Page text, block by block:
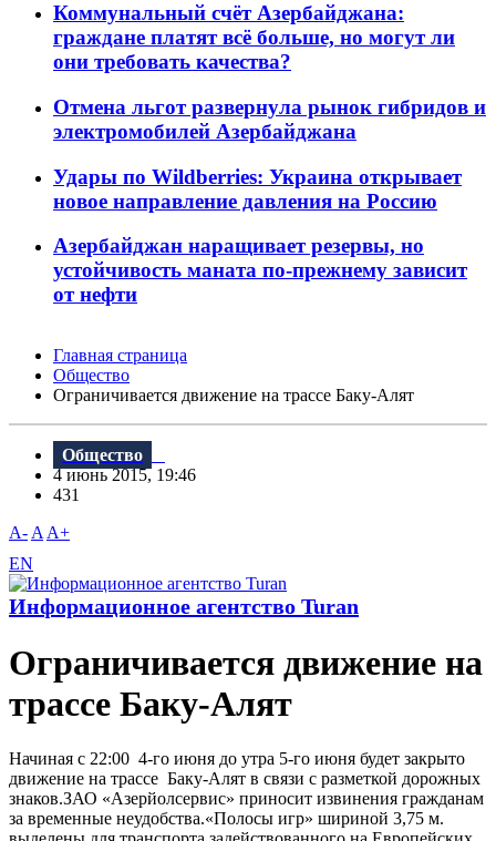
Коммунальный счёт Азербайджана:
граждане платят всё больше, но могут ли
они требовать качества?
Отмена льгот развернула рынок гибридов и
электромобилей Азербайджана
Удары по Wildberries: Украина открывает
новое направление давления на Россию
Азербайджан наращивает резервы, но
устойчивость маната по-прежнему зависит
от нефти
Главная страница
Общество
Ограничивается движение на трассе Баку-Алят
Общество
4 июнь 2015, 19:46
431
A- A A+
EN
Информационное агентство Turan
Ограничивается движение на
трассе Баку-Алят
Начиная с 22:00 4-го июня до утра 5-го июня будет закрыто
движение на трассе Баку-Алят в связи с разметкой дорожных
знаков.ЗАО «Азерйолсервис» приносит извинения гражданам
за временные неудобства.«Полосы игр» шириной 3,75 м.